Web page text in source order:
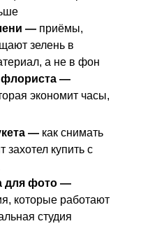
— приёмы,
зелень в
а не в фон
флориста —
экономит часы,
— как снимать
захотел купить с
для фото —
которые работают
студия